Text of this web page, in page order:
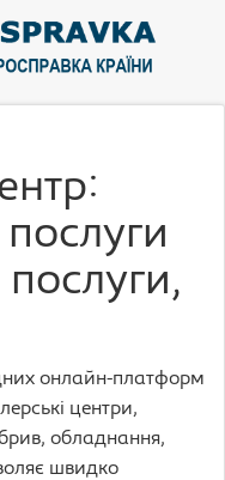
онлайн-платформ
центри,
обладнання,
швидко